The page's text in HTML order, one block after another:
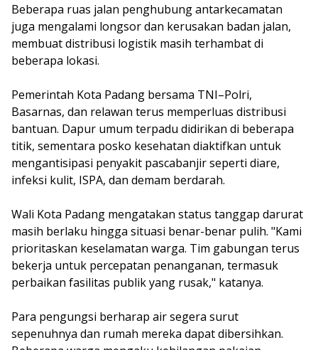
Beberapa ruas jalan penghubung antarkecamatan
juga mengalami longsor dan kerusakan badan jalan,
membuat distribusi logistik masih terhambat di
beberapa lokasi.
Pemerintah Kota Padang bersama TNI–Polri,
Basarnas, dan relawan terus memperluas distribusi
bantuan. Dapur umum terpadu didirikan di beberapa
titik, sementara posko kesehatan diaktifkan untuk
mengantisipasi penyakit pascabanjir seperti diare,
infeksi kulit, ISPA, dan demam berdarah.
Wali Kota Padang mengatakan status tanggap darurat
masih berlaku hingga situasi benar-benar pulih. "Kami
prioritaskan keselamatan warga. Tim gabungan terus
bekerja untuk percepatan penanganan, termasuk
perbaikan fasilitas publik yang rusak," katanya.
Para pengungsi berharap air segera surut
sepenuhnya dan rumah mereka dapat dibersihkan.